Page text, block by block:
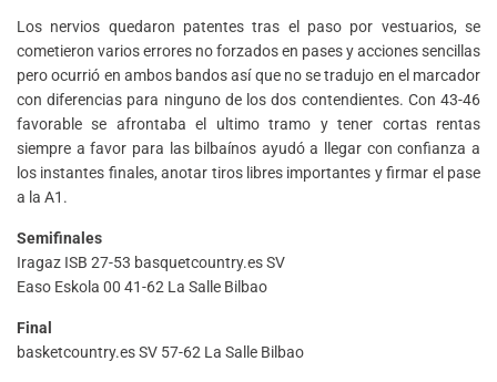
Los nervios quedaron patentes tras el paso por vestuarios, se
cometieron varios errores no forzados en pases y acciones sencillas
pero ocurrió en ambos bandos así que no se tradujo en el marcador
con diferencias para ninguno de los dos contendientes. Con 43-46
favorable se afrontaba el ultimo tramo y tener cortas rentas
siempre a favor para las bilbaínos ayudó a llegar con confianza a
los instantes finales, anotar tiros libres importantes y firmar el pase
a la A1.
Semifinales
Iragaz ISB 27-53 basquetcountry.es SV
Easo Eskola 00 41-62 La Salle Bilbao
Final
basketcountry.es SV 57-62 La Salle Bilbao